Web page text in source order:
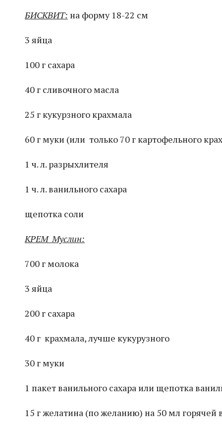
БИСКВИТ: на форму 18-22 см
3 яйца
100 г сахара
40 г сливочного масла
25 г кукурзного крахмала
60 г муки (или только 70 г картофельного
1 ч. л. разрыхлителя
1 ч. л. ванильного сахара
щепотка соли
КРЕМ Муслин:
700 г молока
3 яйца
200 г сахара
40 г крахмала, лучше кукурузного
30 г муки
1 пакет ванильного сахара или щепотка
15 г желатина (по желанию) на 50 мл горячей